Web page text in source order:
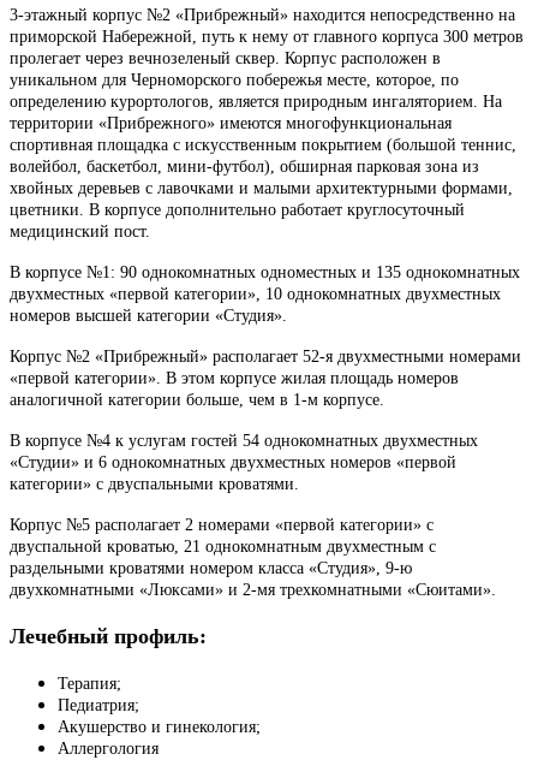
3-этажный корпус №2 «Прибрежный» находится непосредственно на
приморской Набережной, путь к нему от главного корпуса 300 метров
пролегает через вечнозеленый сквер. Корпус расположен в
уникальном для Черноморского побережья месте, которое, по
определению курортологов, является природным ингаляторием. На
территории «Прибрежного» имеются многофункциональная
спортивная площадка с искусственным покрытием (большой теннис,
волейбол, баскетбол, мини-футбол), обширная парковая зона из
хвойных деревьев с лавочками и малыми архитектурными формами,
цветники. В корпусе дополнительно работает круглосуточный
медицинский пост.
В корпусе №1: 90 однокомнатных одноместных и 135 однокомнатных
двухместных «первой категории», 10 однокомнатных двухместных
номеров высшей категории «Студия».
Корпус №2 «Прибрежный» располагает 52-я двухместными номерами
«первой категории». В этом корпусе жилая площадь номеров
аналогичной категории больше, чем в 1-м корпусе.
В корпусе №4 к услугам гостей 54 однокомнатных двухместных
«Студии» и 6 однокомнатных двухместных номеров «первой
категории» с двуспальными кроватями.
Корпус №5 располагает 2 номерами «первой категории» с
двуспальной кроватью, 21 однокомнатным двухместным с
раздельными кроватями номером класса «Студия», 9-ю
двухкомнатными «Люксами» и 2-мя трехкомнатными «Сюитами».
Лечебный профиль:
Терапия;
Педиатрия;
Акушерство и гинекология;
Аллергология